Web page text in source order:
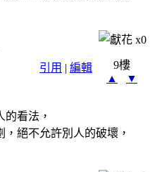
x0
引用 | 編輯
9樓
▲
▼
看法，
絕不允許別人的破壞，